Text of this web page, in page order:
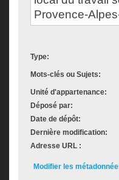
Provence-
Type:
Mots-clés ou Sujets:
Unité d'appartenance:
Déposé par:
Date de dépôt:
Dernière modification:
Adresse URL :
Modifier les